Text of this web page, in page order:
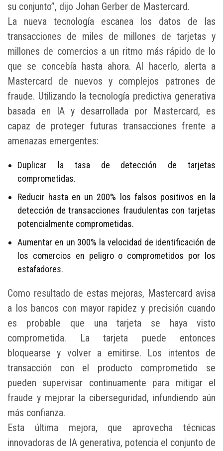
su conjunto”, dijo Johan Gerber de Mastercard.
La nueva tecnología escanea los datos de las
transacciones de miles de millones de tarjetas y
millones de comercios a un ritmo más rápido de lo
que se concebía hasta ahora. Al hacerlo, alerta a
Mastercard de nuevos y complejos patrones de
fraude. Utilizando la tecnología predictiva generativa
basada en IA y desarrollada por Mastercard, es
capaz de proteger futuras transacciones frente a
amenazas emergentes:
Duplicar la tasa de detección de tarjetas
comprometidas.
Reducir hasta en un 200% los falsos positivos en la
detección de transacciones fraudulentas con tarjetas
potencialmente comprometidas.
Aumentar en un 300% la velocidad de identificación de
los comercios en peligro o comprometidos por los
estafadores.
Como resultado de estas mejoras, Mastercard avisa
a los bancos con mayor rapidez y precisión cuando
es probable que una tarjeta se haya visto
comprometida. La tarjeta puede entonces
bloquearse y volver a emitirse. Los intentos de
transacción con el producto comprometido se
pueden supervisar continuamente para mitigar el
fraude y mejorar la ciberseguridad, infundiendo aún
más confianza.
Esta última mejora, que aprovecha técnicas
innovadoras de IA generativa, potencia el conjunto de